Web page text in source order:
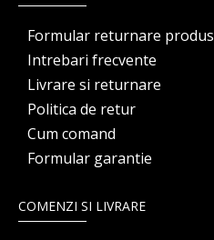
Formular returnare produs
Intrebari frecvente
Livrare si returnare
Politica de retur
Cum comand
Formular garantie
COMENZI SI LIVRARE